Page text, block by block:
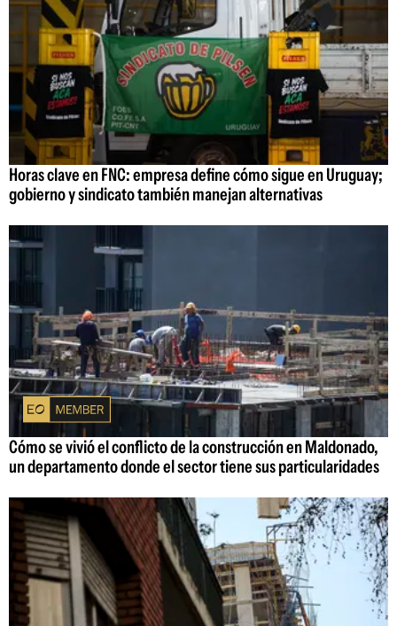
Horas clave en FNC: empresa define cómo sigue en Uruguay;
gobierno y sindicato también manejan alternativas
Cómo se vivió el conflicto de la construcción en Maldonado,
un departamento donde el sector tiene sus particularidades